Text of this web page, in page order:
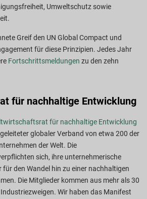
Umweltschutz sowie
Greif den UN Global Compact und
für diese Prinzipien. Jedes Jahr
Fortschrittsmeldungen zu den zehn
für nachhaltige Entwicklung
für nachhaltige Entwicklung
geleiteter globaler Verband von etwa 200 der
der Welt. Die
sich, ihre unternehmerische
den Wandel hin zu einer nachhaltigen
Die Mitglieder kommen aus mehr als 30
Wir haben das Manifest